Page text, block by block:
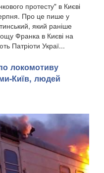
протесту" в Києві
Про це пише у
який раніше
Франка в Києві на
Патріоти Украї...
локомотиву
Київ, людей